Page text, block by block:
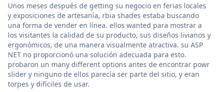
Unos meses después de getting su negocio en ferias locales
y exposiciones de artesanía, rbia shades estaba buscando
una forma de vender en línea. ellos wanted para mostrar a
los visitantes la calidad de su producto, sus diseños livianos y
ergonómicos, de una manera visualmente atractiva. su ASP
NET no proporcionó una solución adecuada para esto.
probaron un many different options antes de encontrar powr
slider y ninguno de ellos parecía ser parte del sitio, y eran
torpes y difíciles de usar.